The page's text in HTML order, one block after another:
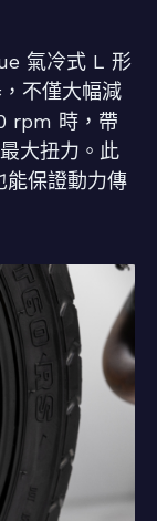
氣冷式 L 形
不僅大幅減
rpm 時，帶
大扭力。此
保證動力傳